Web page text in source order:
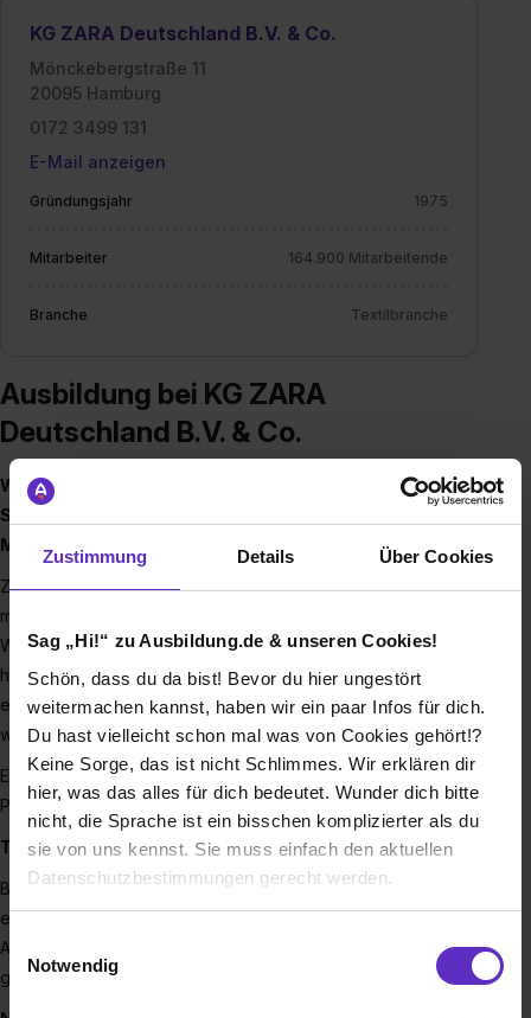
Zustimmung Details Über Cookies
Sag „Hi!“ zu Ausbildung.de & unseren Cookies!
Schön, dass du da bist! Bevor du hier ungestört
weitermachen kannst, haben wir ein paar Infos für dich.
Du hast vielleicht schon mal was von Cookies gehört!?
Keine Sorge, das ist nicht Schlimmes. Wir erklären dir
hier, was das alles für dich bedeutet. Wunder dich bitte
nicht, die Sprache ist ein bisschen komplizierter als du
sie von uns kennst. Sie muss einfach den aktuellen
Datenschutzbestimmungen gerecht werden.
Notwendig
KG ZARA Deutschland B.V. & Co.
Mönckebergstraße 11
20095 Hamburg
0172 3499 131
E-Mail anzeigen
Gründungsjahr 1975
Mitarbeiter 164.900 Mitarbeitende
Branche Textilbranche
Ausbildung bei KG ZARA
Deutschland B.V. & Co.
WE ARE A FAMILY OF BRANDS THAT CELEBRATE STYLE,
SELF-EXPRESSION AND THE POWER OF FASHION TO
MAKE A CHANGE.
Zara, Bershka, Massimo Dutti- diese und andere Marken
machen Inditex zu einem der größten Modekonzerne der
Welt. Inditex wurde mit dem Ziel gegründet modische und
hochwertige Kleidung für Menschen herzustellen. Jeder
einzelne der mehr als 164.900 Mitarbeiter von Inditex ist
wichtig für den Erfolg des Unternehmens.
Ein Teil von Inditex zu seien zeichnet sich durch folgende
Punkte aus:
Teamarbeit
Bei Inditex glauben wir an die Stärke der Menschen. Unsere
erreichten Ziele sind das Ergebnis der außergewöhnlichen
Arbeit, die unsere Teams täglich leisten. Wir wachsen
gemeinsam.